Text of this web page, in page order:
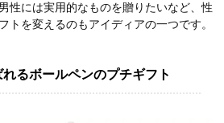
性には実用的なものを贈りたいなど、性
トを変えるのもアイディアの一つです。
れるボールペンのプチギフト